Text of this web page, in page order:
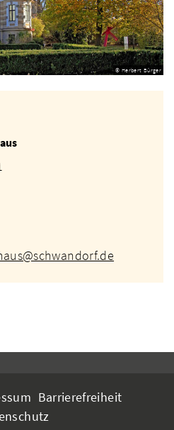
© Herbert Bürger
Barrierefreiheit